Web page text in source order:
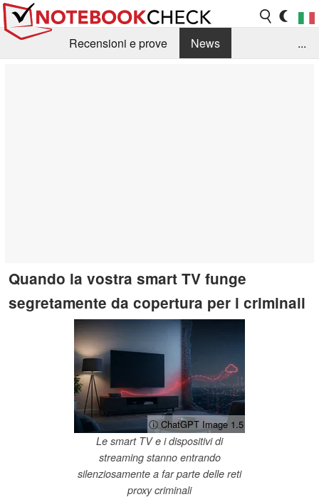
Recensioni e prove
News
...
Quando la vostra smart TV funge
segretamente da copertura per i criminali
ⓘ ChatGPT Image 1.5
Le smart TV e i dispositivi di
streaming stanno entrando
silenziosamente a far parte delle reti
proxy criminali